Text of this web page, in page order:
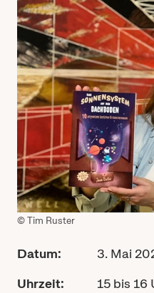
© Tim Ruster
Datum:
3. Mai
Uhrzeit:
15 bis 16